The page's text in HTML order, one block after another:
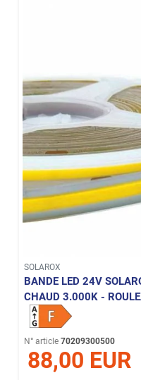
SOLAROX
BANDE LED 24V
CHAUD 3.000K -
N° article 70209300500
88,00 EUR